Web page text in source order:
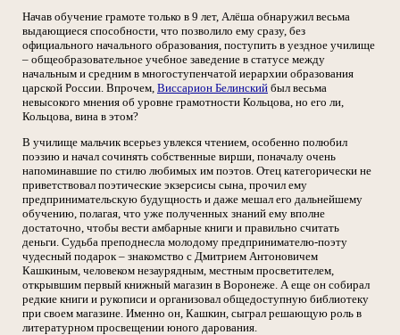
Начав обучение грамоте только в 9 лет, Алёша обнаружил весьма
выдающиеся способности, что позволило ему сразу, без
официального начального образования, поступить в уездное училище
– общеобразовательное учебное заведение в статусе между
начальным и средним в многоступенчатой иерархии образования
царской России. Впрочем, Виссарион Белинский был весьма
невысокого мнения об уровне грамотности Кольцова, но его ли,
Кольцова, вина в этом?
В училище мальчик всерьез увлекся чтением, особенно полюбил
поэзию и начал сочинять собственные вирши, поначалу очень
напоминавшие по стилю любимых им поэтов. Отец категорически не
приветствовал поэтические экзерсисы сына, прочил ему
предпринимательскую будущность и даже мешал его дальнейшему
обучению, полагая, что уже полученных знаний ему вполне
достаточно, чтобы вести амбарные книги и правильно считать
деньги. Судьба преподнесла молодому предпринимателю-поэту
чудесный подарок – знакомство с Дмитрием Антоновичем
Кашкиным, человеком незаурядным, местным просветителем,
открывшим первый книжный магазин в Воронеже. А еще он собирал
редкие книги и рукописи и организовал общедоступную библиотеку
при своем магазине. Именно он, Кашкин, сыграл решающую роль в
литературном просвещении юного дарования.